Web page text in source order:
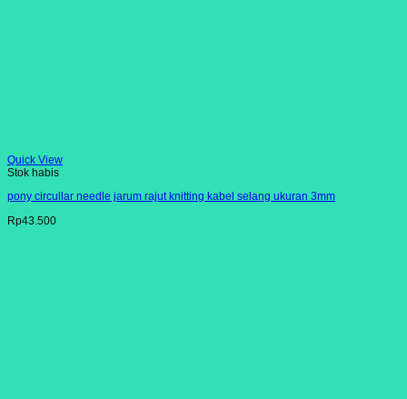
Quick View
Stok habis
pony circullar needle jarum rajut knitting kabel selang ukuran 3mm
Rp43.500